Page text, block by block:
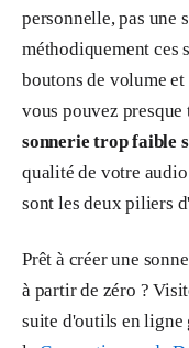
personnelle, pas une
méthodiquement ces
boutons de volume
vous pouvez
sonnerie trop faible
qualité de votre
sont les deux piliers
Prêt à créer une
à partir de zéro ?
suite d'outils en